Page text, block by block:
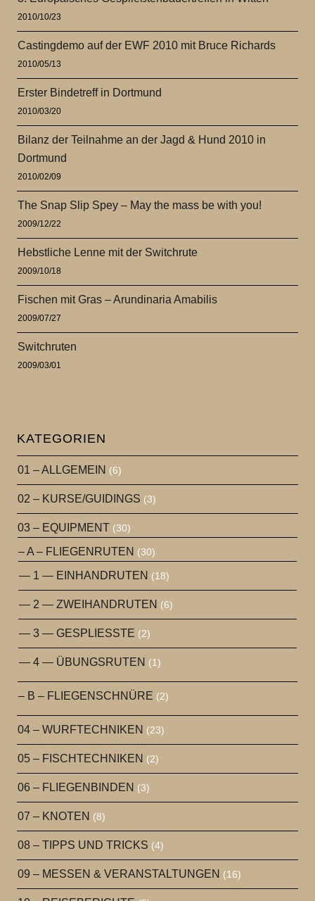
2010/10/23
Castingdemo auf der EWF 2010 mit Bruce Richards
2010/05/13
Erster Bindetreff in Dortmund
2010/03/20
Bilanz der Teilnahme an der Jagd & Hund 2010 in
Dortmund
2010/02/09
The Snap Slip Spey – May the mass be with you!
2009/12/22
Hebstliche Lenne mit der Switchrute
2009/10/18
Fischen mit Gras – Arundinaria Amabilis
2009/07/27
Switchruten
2009/03/01
KATEGORIEN
01 – ALLGEMEIN (6)
02 – KURSE/GUIDINGS (3)
03 – EQUIPMENT (30)
– A – FLIEGENRUTEN (30)
— 1 — EINHANDRUTEN (18)
— 2 — ZWEIHANDRUTEN (6)
— 3 — GESPLIESSTE (2)
— 4 — ÜBUNGSRUTEN (1)
– B – FLIEGENSCHNÜRE (2)
04 – WURFTECHNIKEN (23)
05 – FISCHTECHNIKEN (2)
06 – FLIEGENBINDEN (3)
07 – KNOTEN (8)
08 – TIPPS UND TRICKS (4)
09 – MESSEN & VERANSTALTUNGEN (16)